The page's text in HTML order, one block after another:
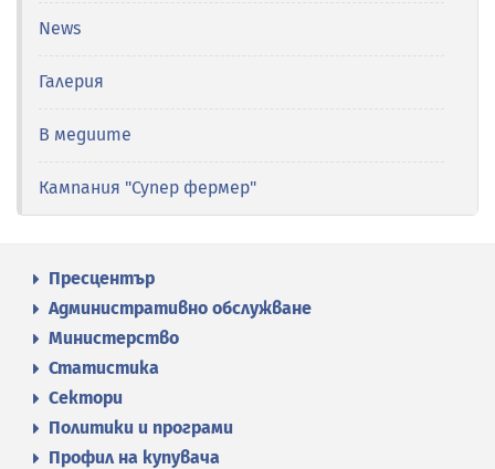
News
Галерия
В медиите
Кампания "Супер фермер"
Пресцентър
Административно обслужване
Министерство
Статистика
Сектори
Политики и програми
Профил на купувача